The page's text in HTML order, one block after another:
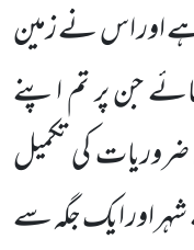
اور اس نے زمین
جن پر تم اپنے
کی تکمیل
اور ایک جگہ سے